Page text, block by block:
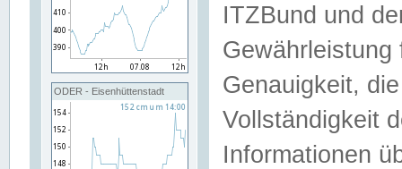
ODER - Eisenhüttenstadt
ITZBund und
Genauigkeit,
Vollständigkeit
Informationen